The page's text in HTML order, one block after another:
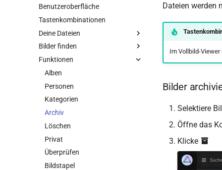
Benutzeroberfläche
Tastenkombinationen
Deine Dateien
Übersicht
Originale indexieren
Dateien importieren
Duplikaterkennung
Unterstützung von Metadaten
Web-Upload
WebDAV-Synchronisierung
Dateibrowser
Bilder finden
Bereiche
Ansichten
Suchfilter verwenden
Funktionen
Alben
Personen
Kategorien
Archiv
Löschen
Privat
Überprüfen
Bildstapel
Dateien werden
Im Vollbild-
Bilder
Selektiere
Öffne das
Klicke